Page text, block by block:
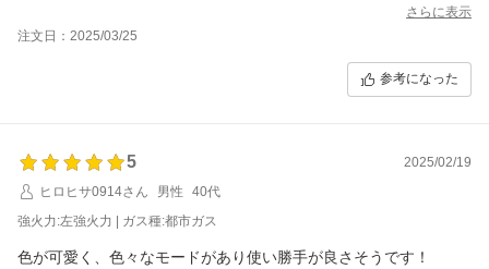
さらに表示
注文日：2025/03/25
参考になった
5
2025/02/19
ヒロヒサ0914さん
男性
40代
強火力:左強火力 | ガス種:都市ガス
色が可愛く、色々なモードがあり使い勝手が良さそうです！